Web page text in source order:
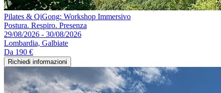
Pilates & QiGong: Workshop Immersivo
Postura. Respiro. Presenza
29/08/2026 - 30/08/2026
Lombardia, Galbiate
Da 190 €
Richiedi informazioni